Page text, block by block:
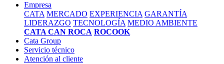
Empresa
CATA MERCADO EXPERIENCIA GARANTÍA
LIDERAZGO TECNOLOGÍA MEDIO AMBIENTE
CATA CAN ROCA ROCOOK
Cata Group
Servicio técnico
Atención al cliente